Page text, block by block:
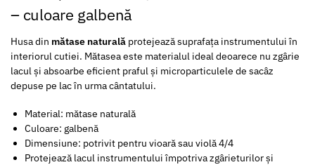
– culoare galbenă
Husa din mătase naturală protejează suprafața instrumentului în
interiorul cutiei. Mătasea este materialul ideal deoarece nu zgârie
lacul și absoarbe eficient praful și microparticulele de sacâz
depuse pe lac în urma cântatului.
Material: mătase naturală
Culoare: galbenă
Dimensiune: potrivit pentru vioară sau violă 4/4
Protejează lacul instrumentului împotriva zgârieturilor și